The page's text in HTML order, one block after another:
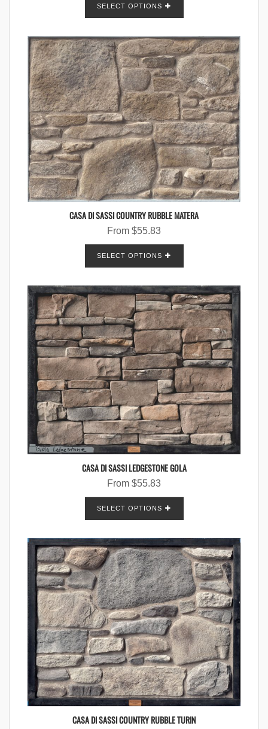
SELECT OPTIONS
CASA DI SASSI COUNTRY RUBBLE MATERA
From $55.83
SELECT OPTIONS
CASA DI SASSI LEDGESTONE GOLA
From $55.83
SELECT OPTIONS
CASA DI SASSI COUNTRY RUBBLE TURIN